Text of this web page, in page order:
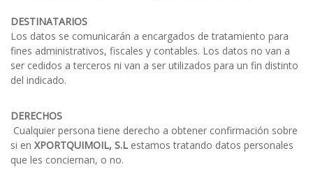
DESTINATARIOS
Los datos se comunicarán a encargados de tratamiento para
fines administrativos, fiscales y contables. Los datos no van a
ser cedidos a terceros ni van a ser utilizados para un fin distinto
del indicado.
DERECHOS
Cualquier persona tiene derecho a obtener confirmación sobre
si en XPORTQUIMOIL, S.L estamos tratando datos personales
que les conciernan, o no.